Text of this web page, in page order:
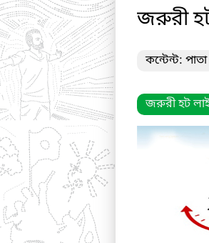
জরুরী হট
কন্টেন্ট: পাতা
জরুরী হট